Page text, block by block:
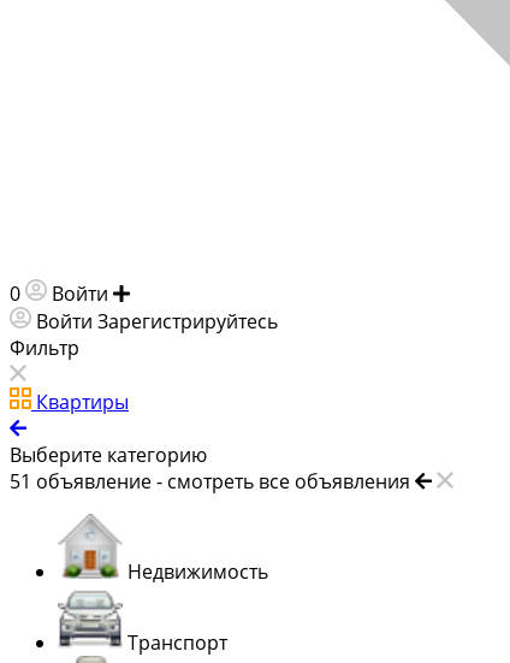
0 Войти
Войти Зарегистрируйтесь
Фильтр
Квартиры
Выберите категорию
51 объявление - смотреть все объявления
Недвижимость
Транспорт